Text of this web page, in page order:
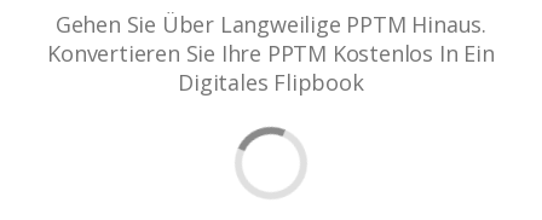
Gehen Sie Über Langweilige PPTM Hinaus.
Konvertieren Sie Ihre PPTM Kostenlos In Ein
Digitales Flipbook